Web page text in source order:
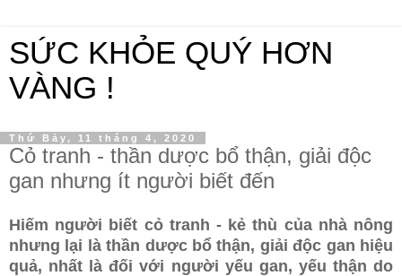
SỨC KHỎE QUÝ HƠN
VÀNG !
Thứ Bảy, 11 tháng 4, 2020
Cỏ tranh - thần dược bổ thận, giải độc
gan nhưng ít người biết đến
Hiếm người biết cỏ tranh - kẻ thù của nhà nông
nhưng lại là thần dược bổ thận, giải độc gan hiệu
quả, nhất là đối với người yếu gan, yếu thận do